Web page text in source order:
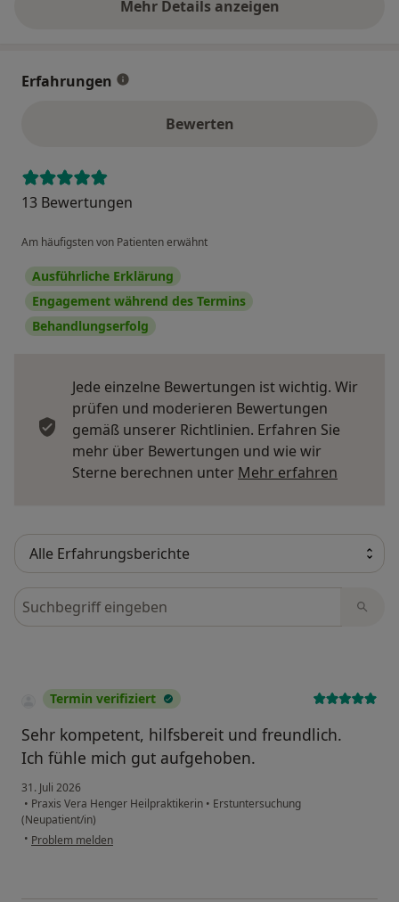
Mehr Details anzeigen
über die Adresse
Erfahrungen
Bewerten
13 Bewertungen
Am häufigsten von Patienten erwähnt
Ausführliche Erklärung
Engagement während des Termins
Behandlungserfolg
Jede einzelne Bewertungen ist wichtig. Wir
prüfen und moderieren Bewertungen
gemäß unserer Richtlinien. Erfahren Sie
mehr über Bewertungen und wie wir
Sterne berechnen unter Mehr erfahren
Bewertungen durchsuchen
Termin verifiziert
Sehr kompetent, hilfsbereit und freundlich.
Ich fühle mich gut aufgehoben.
31. Juli 2026
• Praxis Vera Henger Heilpraktikerin • Erstuntersuchung
(Neupatient/in)
• Problem melden